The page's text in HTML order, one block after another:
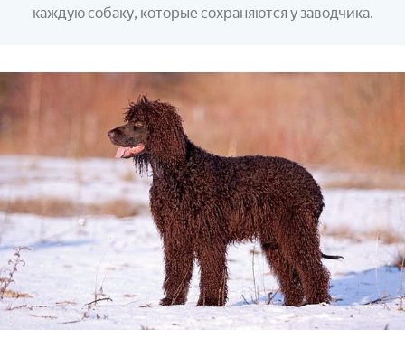
каждую собаку, которые сохраняются у заводчика.